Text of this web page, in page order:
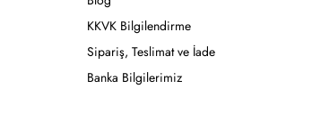
KKVK Bilgilendirme
Sipariş, Teslimat ve İade
Banka Bilgilerimiz